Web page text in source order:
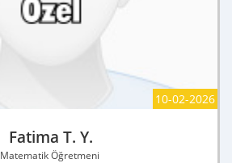
10-02-2026
Fatima T. Y.
Matematik Öğretmeni